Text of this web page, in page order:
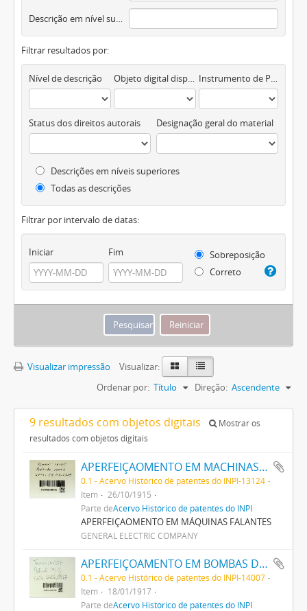
Descrição em nível superior
Filtrar resultados por:
Nível de descrição Objeto digital disponível Instrumento de Pesquisa
Status dos direitos autorais Designação geral do material
Descrições em níveis superiores
Todas as descrições
Filtrar por intervalo de datas:
Iniciar Fim
Sobreposição
Correto
Visualizar impressão
Visualizar:
Ordenar por: Título Direção: Ascendente
9 resultados com objetos digitais
Mostrar os
resultados com objetos digitais
APERFEIÇAOMENTO EM MACHINAS FALANTES
0.1 - Acervo Histórico de patentes do INPI-13124
Item
26/10/1915
Parte deAcervo Histórico de patentes do INPI
APERFEIÇAOMENTO EM MÁQUINAS FALANTES
GENERAL ELECTRIC COMPANY
APERFEIÇOAMENTO EM BOMBAS DE VACUO
0.1 - Acervo Histórico de patentes do INPI-14007
Item
18/01/1917
Parte deAcervo Histórico de patentes do INPI